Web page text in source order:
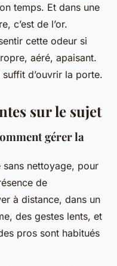
temps. Et dans une
c’est de l’or.
cette odeur si
aéré, apaisant.
d’ouvrir la porte.
sur le sujet
gérer la
nettoyage, pour
de
à distance, dans un
des gestes lents, et
pros sont habitués